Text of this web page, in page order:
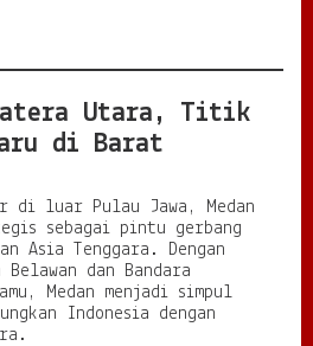
Utara, Titik
di Barat
di luar Pulau Jawa, Medan
sebagai pintu gerbang
Asia Tenggara. Dengan
Belawan dan Bandara
Medan menjadi simpul
Indonesia dengan